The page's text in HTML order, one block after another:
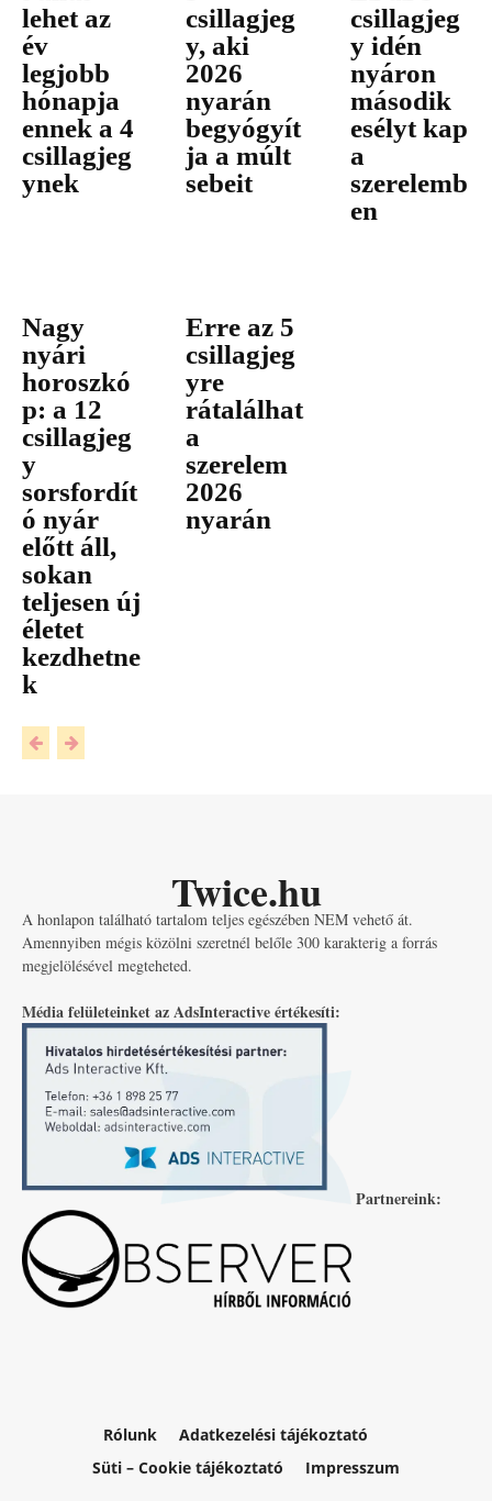
lehet az
év
legjobb
hónapja
ennek a 4
csillagjeg
ynek
csillagjeg
y, aki
2026
nyarán
begyógyít
ja a múlt
sebeit
csillagjeg
y idén
nyáron
második
esélyt kap
a
szerelemb
en
Nagy
nyári
horoszkó
p: a 12
csillagjeg
y
sorsfordít
ó nyár
előtt áll,
sokan
teljesen új
életet
kezdhetne
k
Erre az 5
csillagjeg
yre
rátalálhat
a
szerelem
2026
nyarán
Twice.hu
A honlapon található tartalom teljes egészében NEM vehető át.
Amennyiben mégis közölni szeretnél belőle 300 karakterig a forrás
megjelölésével megteheted.
Média felületeinket az AdsInteractive értékesíti:
Partnereink:
Rólunk
Adatkezelési tájékoztató
Süti – Cookie tájékoztató
Impresszum